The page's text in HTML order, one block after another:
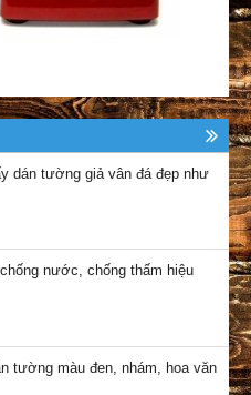
dán tường giả vân đá đẹp như
nước, chống thấm hiệu
tường màu đen, nhám, hoa văn